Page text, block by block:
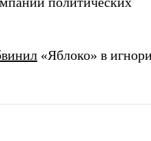
«Яблоко» в